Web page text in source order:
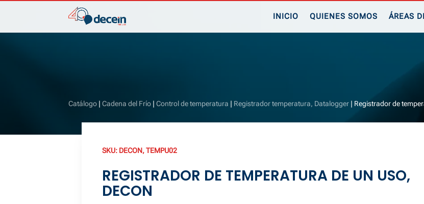
INICIO QUIENES SOMOS ÁREAS
Catálogo |Cadena del Frío |Control de temperatura | Registrador temperatura, Datalogger | Registrador de
SKU: DECON, TEMPU02
REGISTRADOR DE TEMPERATURA DE UN USO,
DECON